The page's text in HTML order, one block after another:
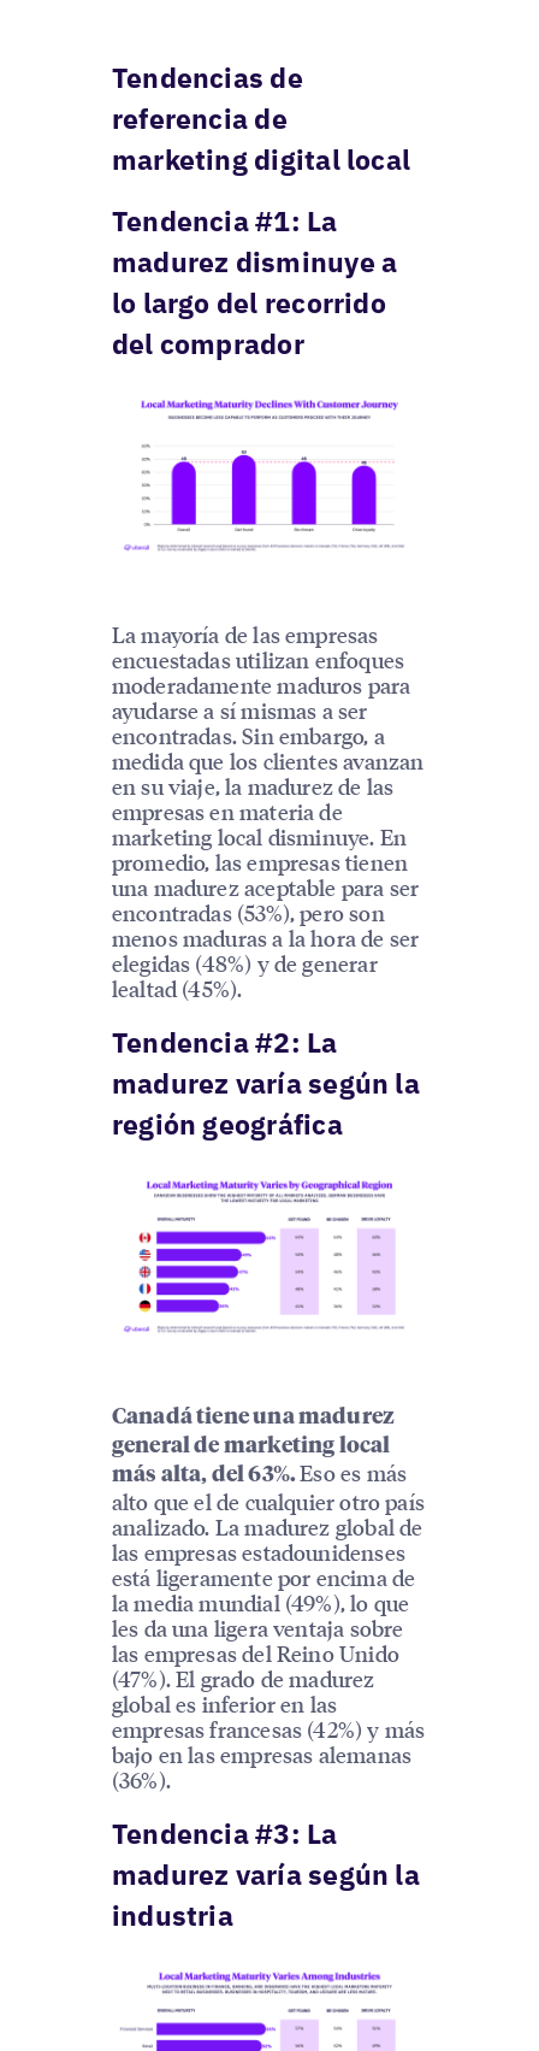
Tendencias de
referencia de
marketing digital local
Tendencia #1: La
madurez disminuye a
lo largo del recorrido
del comprador
La mayoría de las empresas
encuestadas utilizan enfoques
moderadamente maduros para
ayudarse a sí mismas a ser
encontradas. Sin embargo, a
medida que los clientes avanzan
en su viaje, la madurez de las
empresas en materia de
marketing local disminuye. En
promedio, las empresas tienen
una madurez aceptable para ser
encontradas (53%), pero son
menos maduras a la hora de ser
elegidas (48%) y de generar
lealtad (45%).
Tendencia #2: La
madurez varía según la
región geográfica
Canadá tiene una madurez
general de marketing local
más alta, del 63%.Eso es más
alto que el de cualquier otro país
analizado. La madurez global de
las empresas estadounidenses
está ligeramente por encima de
la media mundial (49%), lo que
les da una ligera ventaja sobre
las empresas del Reino Unido
(47%). El grado de madurez
global es inferior en las
empresas francesas (42%) y más
bajo en las empresas alemanas
(36%).
Tendencia #3: La
madurez varía según la
industria